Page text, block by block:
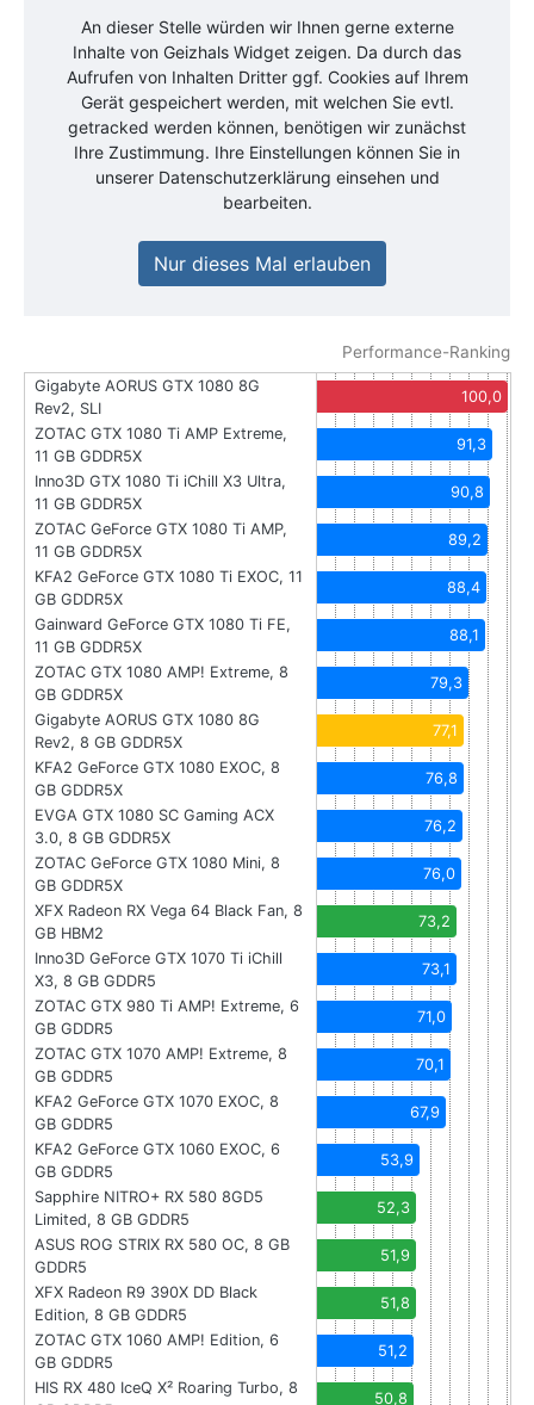
An dieser Stelle würden wir Ihnen gerne externe
Inhalte von Geizhals Widget zeigen. Da durch das
Aufrufen von Inhalten Dritter ggf. Cookies auf Ihrem
Gerät gespeichert werden, mit welchen Sie evtl.
getracked werden können, benötigen wir zunächst
Ihre Zustimmung. Ihre Einstellungen können Sie in
unserer Datenschutzerklärung einsehen und
bearbeiten.
Nur dieses Mal erlauben
Performance-Ranking
Gigabyte AORUS GTX 1080 8G
Rev2, SLI
100,0
ZOTAC GTX 1080 Ti AMP Extreme,
11 GB GDDR5X
91,3
Inno3D GTX 1080 Ti iChill X3 Ultra,
11 GB GDDR5X
90,8
ZOTAC GeForce GTX 1080 Ti AMP,
11 GB GDDR5X
89,2
KFA2 GeForce GTX 1080 Ti EXOC, 11
GB GDDR5X
88,4
Gainward GeForce GTX 1080 Ti FE,
11 GB GDDR5X
88,1
ZOTAC GTX 1080 AMP! Extreme, 8
GB GDDR5X
79,3
Gigabyte AORUS GTX 1080 8G
Rev2, 8 GB GDDR5X
77,1
KFA2 GeForce GTX 1080 EXOC, 8
GB GDDR5X
76,8
EVGA GTX 1080 SC Gaming ACX
3.0, 8 GB GDDR5X
76,2
ZOTAC GeForce GTX 1080 Mini, 8
GB GDDR5X
76,0
XFX Radeon RX Vega 64 Black Fan, 8
GB HBM2
73,2
Inno3D GeForce GTX 1070 Ti iChill
X3, 8 GB GDDR5
73,1
ZOTAC GTX 980 Ti AMP! Extreme, 6
GB GDDR5
71,0
ZOTAC GTX 1070 AMP! Extreme, 8
GB GDDR5
70,1
KFA2 GeForce GTX 1070 EXOC, 8
GB GDDR5
67,9
KFA2 GeForce GTX 1060 EXOC, 6
GB GDDR5
53,9
Sapphire NITRO+ RX 580 8GD5
Limited, 8 GB GDDR5
52,3
ASUS ROG STRIX RX 580 OC, 8 GB
GDDR5
51,9
XFX Radeon R9 390X DD Black
Edition, 8 GB GDDR5
51,8
ZOTAC GTX 1060 AMP! Edition, 6
GB GDDR5
51,2
HIS RX 480 IceQ X² Roaring Turbo, 8
50,8